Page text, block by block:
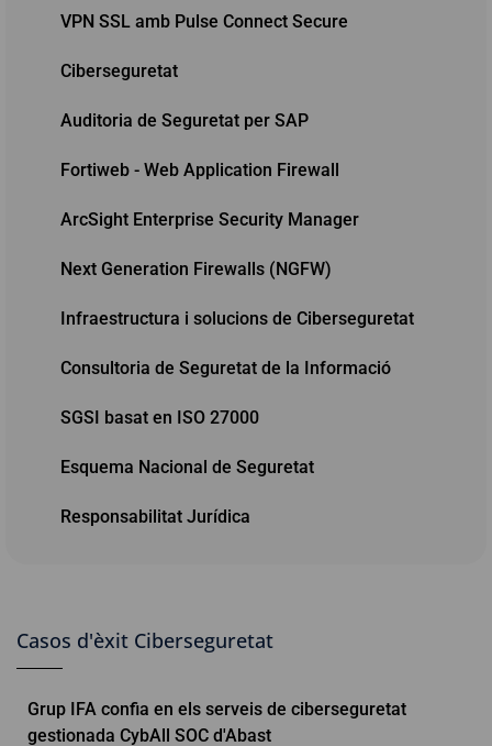
VPN SSL amb Pulse Connect Secure
Ciberseguretat
Auditoria de Seguretat per SAP
Fortiweb - Web Application Firewall
ArcSight Enterprise Security Manager
Next Generation Firewalls (NGFW)
Infraestructura i solucions de Ciberseguretat
Consultoria de Seguretat de la Informació
SGSI basat en ISO 27000
Esquema Nacional de Seguretat
Responsabilitat Jurídica
Casos d'èxit Ciberseguretat
Grup IFA confia en els serveis de ciberseguretat
gestionada CybAll SOC d'Abast